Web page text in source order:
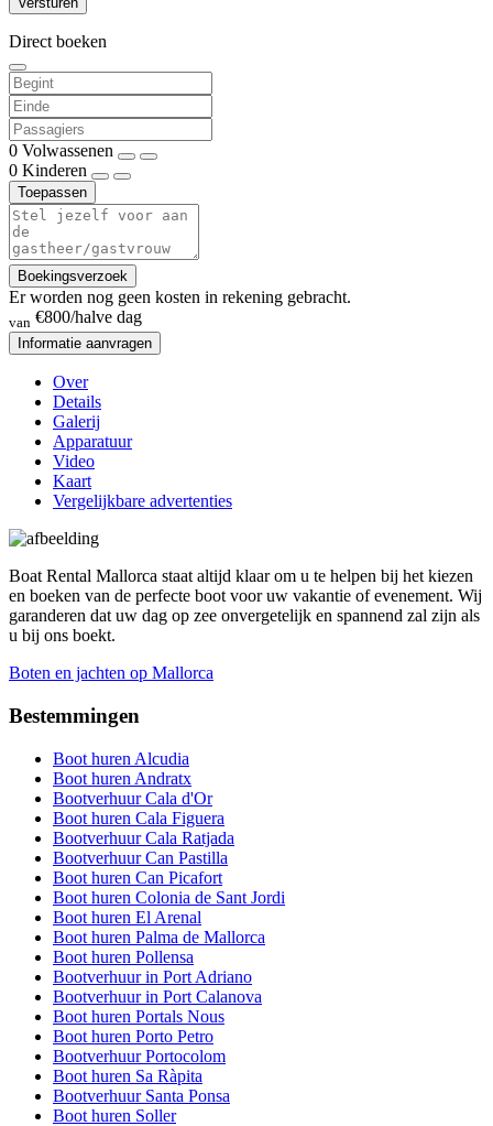
Direct boeken
0 Volwassenen
0 Kinderen
Toepassen
Boekingsverzoek
Er worden nog geen kosten in rekening gebracht.
van €800/halve dag
Informatie aanvragen
Over
Details
Galerij
Apparatuur
Video
Kaart
Vergelijkbare advertenties
Boat Rental Mallorca staat altijd klaar om u te helpen bij het kiezen
en boeken van de perfecte boot voor uw vakantie of evenement. Wij
garanderen dat uw dag op zee onvergetelijk en spannend zal zijn als
u bij ons boekt.
Boten en jachten op Mallorca
Bestemmingen
Boot huren Alcudia
Boot huren Andratx
Bootverhuur Cala d'Or
Boot huren Cala Figuera
Bootverhuur Cala Ratjada
Bootverhuur Can Pastilla
Boot huren Can Picafort
Boot huren Colonia de Sant Jordi
Boot huren El Arenal
Boot huren Palma de Mallorca
Boot huren Pollensa
Bootverhuur in Port Adriano
Bootverhuur in Port Calanova
Boot huren Portals Nous
Boot huren Porto Petro
Bootverhuur Portocolom
Boot huren Sa Ràpita
Bootverhuur Santa Ponsa
Boot huren Soller